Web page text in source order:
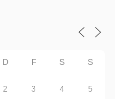
D F S S
2 3 4 5